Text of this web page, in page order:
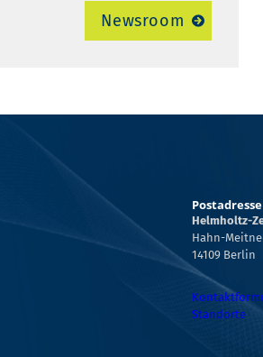
Newsroom
Postadresse
Helmholtz-
Hahn-
14109 Berlin
Standorte